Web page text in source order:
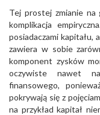
Tej prostej zmianie na
komplikacja
posiadaczami kapitału,
zawiera w sobie
komponent zysków
oczywiste nawet na
finansowego,
pokrywają się z
na przykład kapitał